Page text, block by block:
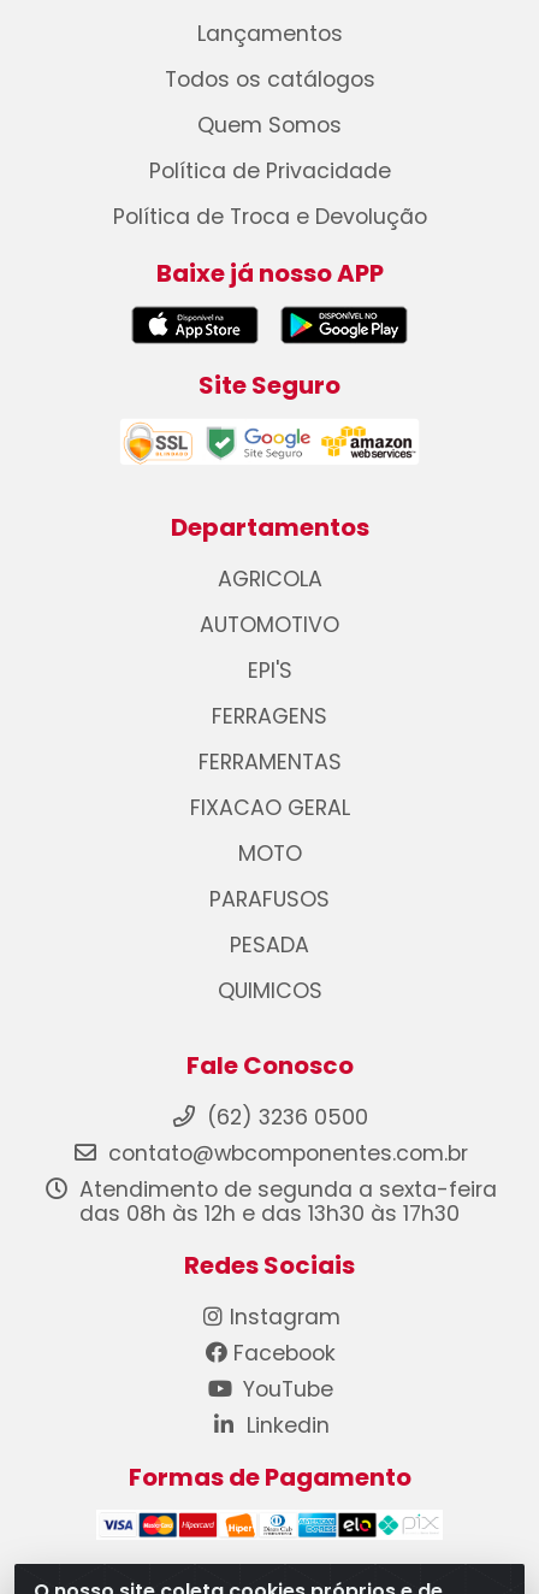
Lançamentos
Todos os catálogos
Quem Somos
Política de Privacidade
Política de Troca e Devolução
Baixe já nosso APP
Site Seguro
Departamentos
AGRICOLA
AUTOMOTIVO
EPI'S
FERRAGENS
FERRAMENTAS
FIXACAO GERAL
MOTO
PARAFUSOS
PESADA
QUIMICOS
Fale Conosco
(62) 3236 0500
contato@wbcomponentes.com.br
Atendimento de segunda a sexta-feira
das 08h às 12h e das 13h30 às 17h30
Redes Sociais
Instagram
Facebook
YouTube
Linkedin
Formas de Pagamento